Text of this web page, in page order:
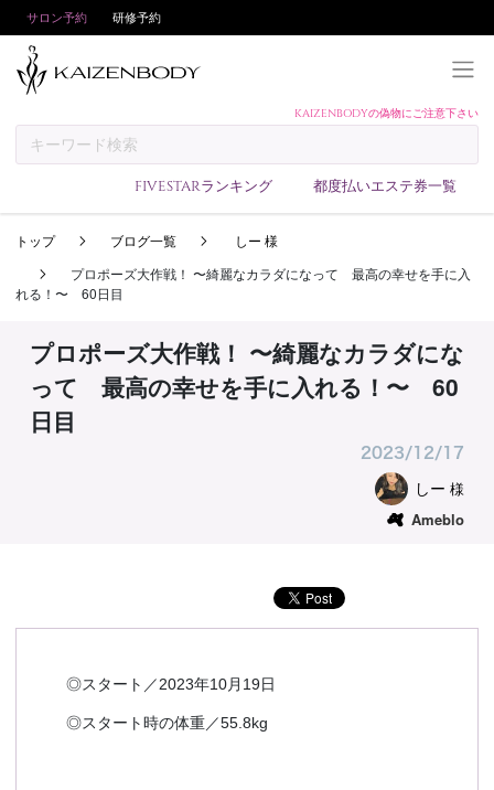
サロン予約 研修予約
KAIZENBODYの偽物にご注意下さい
FIVESTARランキング 都度払いエステ券一覧
予約方法
サロンランキング
技術者ランキング
美コインランキング
ブログ
お問い合わせ
トップ ブログ一覧
しー 様
プロポーズ大作戦！ 〜綺麗なカラダになって 最高の幸せを手に入
れる！〜 60日目
プロポーズ大作戦！ 〜綺麗なカラダにな
って 最高の幸せを手に入れる！〜 60
日目
2023/12/17
しー 様
Ameblo
◎スタート／2023年10月19日
◎スタート時の体重／55.8kg